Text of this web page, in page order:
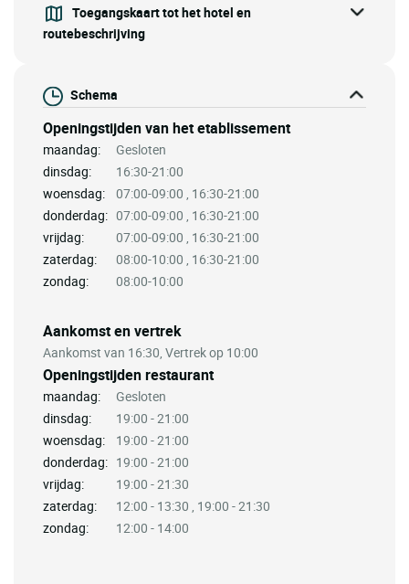
Toegangskaart tot het hotel en
routebeschrijving
Schema
Openingstijden van het etablissement
maandag:
Gesloten
dinsdag:
16:30-21:00
woensdag:
07:00-09:00 , 16:30-21:00
donderdag: 07:00-09:00 , 16:30-21:00
vrijdag:
07:00-09:00 , 16:30-21:00
zaterdag:
08:00-10:00 , 16:30-21:00
zondag:
08:00-10:00
Aankomst en vertrek
Aankomst van 16:30, Vertrek op 10:00
Openingstijden restaurant
maandag:
Gesloten
dinsdag:
19:00 - 21:00
woensdag:
19:00 - 21:00
donderdag: 19:00 - 21:00
vrijdag:
19:00 - 21:30
zaterdag:
12:00 - 13:30 , 19:00 - 21:30
zondag:
12:00 - 14:00